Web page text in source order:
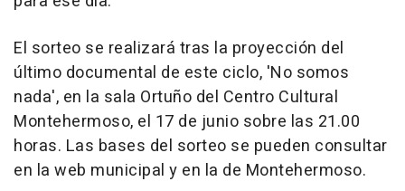
El sorteo se realizará tras la proyección del
último documental de este ciclo, 'No somos
nada', en la sala Ortuño del Centro Cultural
Montehermoso, el 17 de junio sobre las 21.00
horas. Las bases del sorteo se pueden consultar
en la web municipal y en la de Montehermoso.